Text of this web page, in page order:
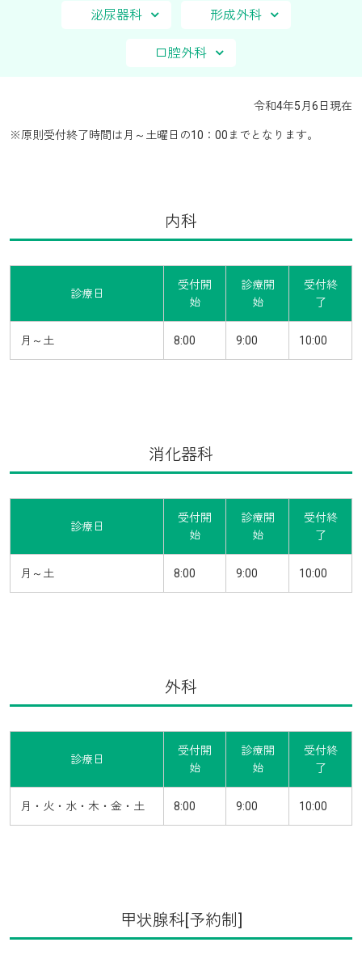
泌尿器科 形成外科
口腔外科
令和4年5月6日現在
※原則受付終了時間は月～土曜日の10：00までとなります。
内科
診療日
受付開
始
診療開
始
受付終
了
月～土 8:00 9:00 10:00
消化器科
診療日
受付開
始
診療開
始
受付終
了
月～土 8:00 9:00 10:00
外科
診療日
受付開
始
診療開
始
受付終
了
月・火・水・木・金・土 8:00 9:00 10:00
甲状腺科[予約制]